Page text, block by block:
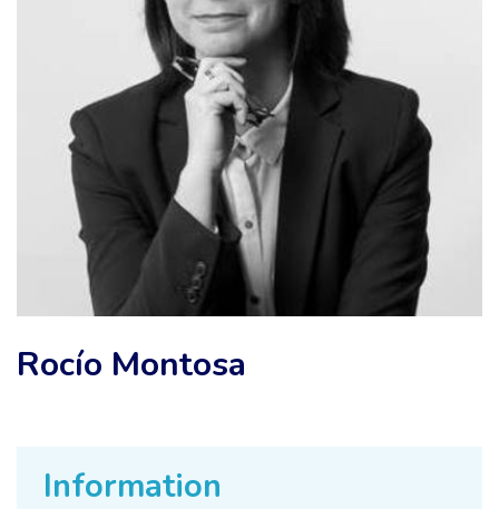
Information
Rocío Montosa